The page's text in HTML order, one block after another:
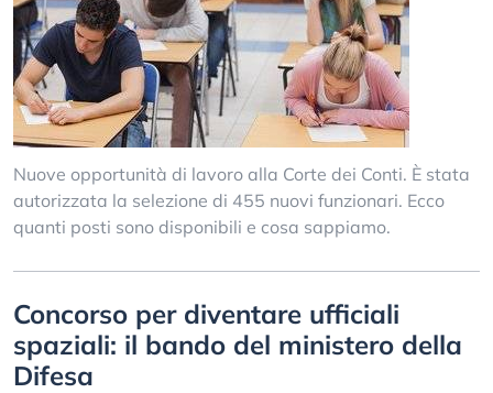
Nuove opportunità di lavoro alla Corte dei Conti. È stata
autorizzata la selezione di 455 nuovi funzionari. Ecco
quanti posti sono disponibili e cosa sappiamo.
Concorso per diventare ufficiali
spaziali: il bando del ministero della
Difesa